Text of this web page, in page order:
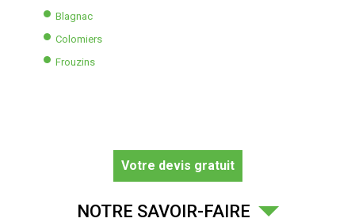
Blagnac
Colomiers
Frouzins
Votre devis gratuit
NOTRE SAVOIR-FAIRE